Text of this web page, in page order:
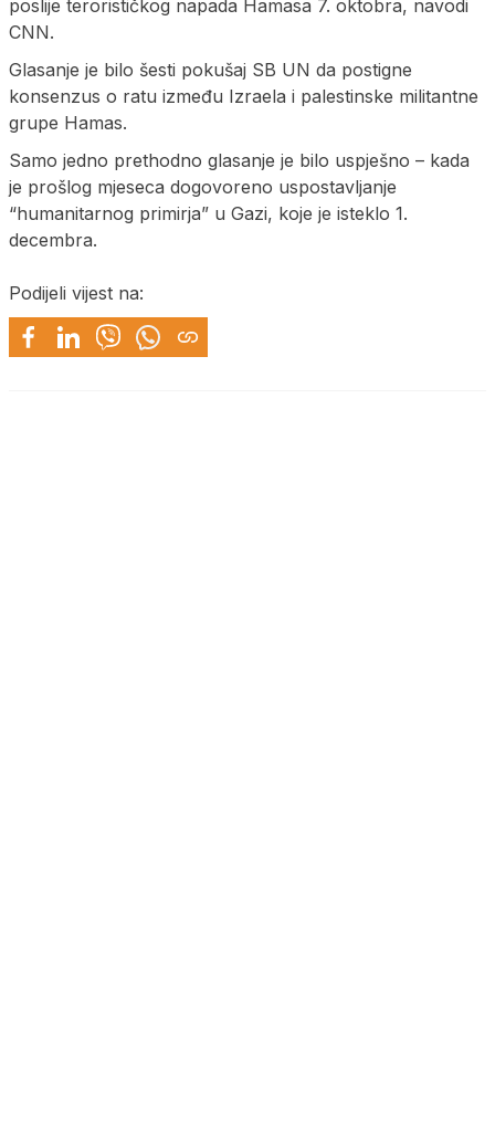
poslije terorističkog napada Hamasa 7. oktobra, navodi
CNN.
Glasanje je bilo šesti pokušaj SB UN da postigne
konsenzus o ratu između Izraela i palestinske militantne
grupe Hamas.
Samo jedno prethodno glasanje je bilo uspješno – kada
je prošlog mjeseca dogovoreno uspostavljanje
“humanitarnog primirja” u Gazi, koje je isteklo 1.
decembra.
Podijeli vijest na: